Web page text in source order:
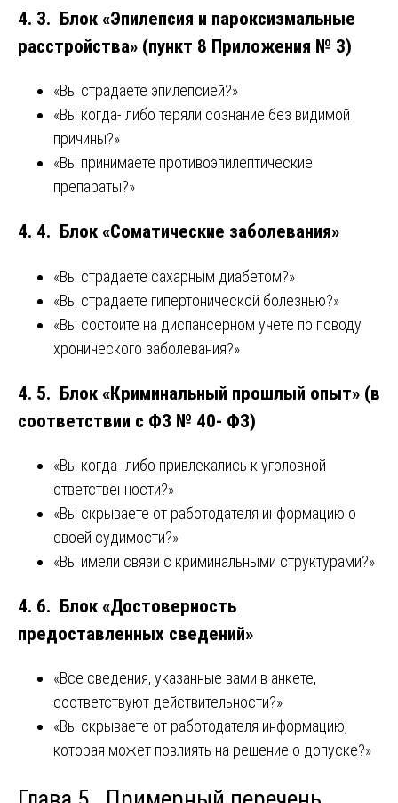
4. 3. Блок «Эпилепсия и пароксизмальные
расстройства» (пункт 8 Приложения № 3)
«Вы страдаете эпилепсией?»
«Вы когда- либо теряли сознание без видимой
причины?»
«Вы принимаете противоэпилептические
препараты?»
4. 4. Блок «Соматические заболевания»
«Вы страдаете сахарным диабетом?»
«Вы страдаете гипертонической болезнью?»
«Вы состоите на диспансерном учете по поводу
хронического заболевания?»
4. 5. Блок «Криминальный прошлый опыт» (в
соответствии с ФЗ № 40- ФЗ)
«Вы когда- либо привлекались к уголовной
ответственности?»
«Вы скрываете от работодателя информацию о
своей судимости?»
«Вы имели связи с криминальными структурами?»
4. 6. Блок «Достоверность
предоставленных сведений»
«Все сведения, указанные вами в анкете,
соответствуют действительности?»
«Вы скрываете от работодателя информацию,
которая может повлиять на решение о допуске?»